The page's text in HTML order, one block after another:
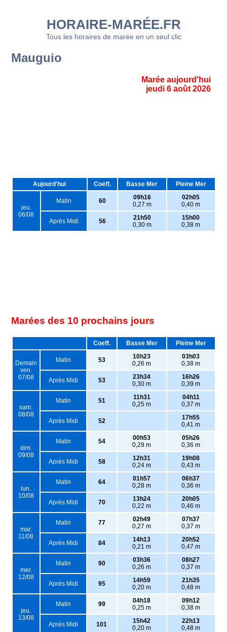
HORAIRE-MARÉE.FR
Tous les horaires de marée en un seul clic
Mauguio
Marée aujourd'hui
jeudi 6 août 2026
Aujourd'hui Coeff. Basse Mer Pleine Mer
jeu.
06/08
Matin 60
09h16
0,27 m
02h05
0,40 m
Après Midi 56
21h50
0,30 m
15h00
0,38 m
Marées des 10 prochains jours
Coeff. Basse Mer Pleine Mer
Demain
ven.
07/08
Matin 53
10h23
0,26 m
03h03
0,38 m
Après Midi 53
23h34
0,30 m
16h26
0,39 m
sam.
08/08
Matin 51
11h31
0,25 m
04h11
0,37 m
Après Midi 52
17h55
0,41 m
dim.
09/08
Matin 54
00h53
0,29 m
05h26
0,36 m
Après Midi 58
12h31
0,24 m
19h08
0,43 m
lun.
10/08
Matin 64
01h57
0,28 m
06h37
0,36 m
Après Midi 70
13h24
0,22 m
20h05
0,46 m
mar.
11/08
Matin 77
02h49
0,27 m
07h37
0,37 m
Après Midi 84
14h13
0,21 m
20h52
0,47 m
mer.
12/08
Matin 90
03h36
0,26 m
08h27
0,37 m
Après Midi 95
14h59
0,20 m
21h35
0,48 m
jeu.
13/08
Matin 99
04h18
0,25 m
09h12
0,38 m
Après Midi 101
15h42
0,20 m
22h13
0,48 m